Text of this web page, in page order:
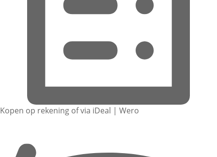
Kopen op rekening of via iDeal | Wero